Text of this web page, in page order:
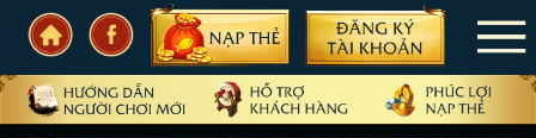
TRANG CHỦ